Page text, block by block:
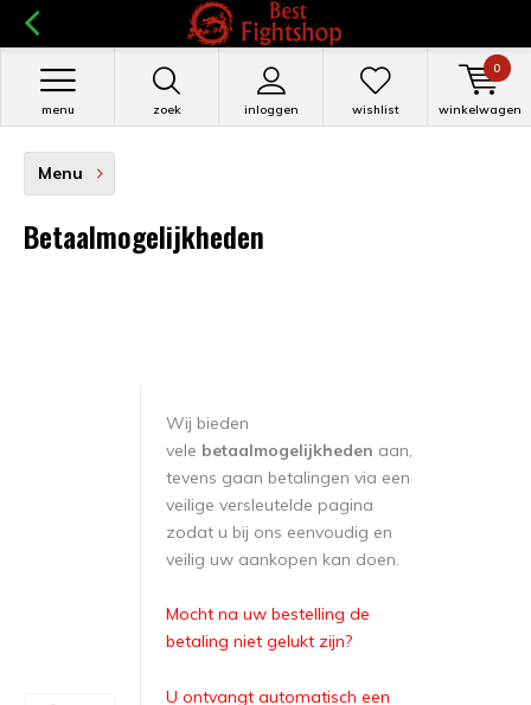
zoek inloggen
menu wishlist winkelwagen
0
Menu
Betaalmogelijkheden
Wij bieden
vele betaalmogelijkheden aan,
tevens gaan betalingen via een
veilige versleutelde pagina
zodat u bij ons eenvoudig en
veilig uw aankopen kan doen.
Mocht na uw bestelling de
betaling niet gelukt zijn?
U ontvangt automatisch een